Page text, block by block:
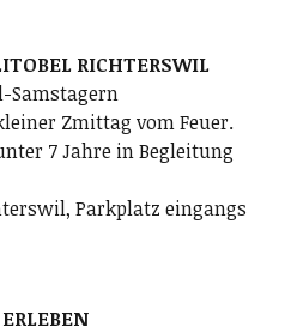
RICHTERSWIL
Zmittag vom Feuer.
7 Jahre in Begleitung
Parkplatz eingangs